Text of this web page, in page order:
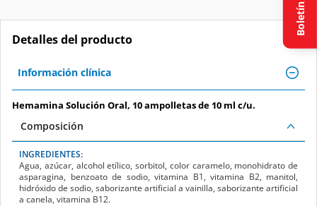
Detalles del producto
Información clínica
Hemamina Solución Oral, 10 ampolletas de 10 ml c/u.
Composición
INGREDIENTES:
Agua, azúcar, alcohol etílico, sorbitol, color caramelo, monohidrato de
asparagina, benzoato de sodio, vitamina B1, vitamina B2, manitol,
hidróxido de sodio, saborizante artificial a vainilla, saborizante artificial
a canela, vitamina B12.
Boletín